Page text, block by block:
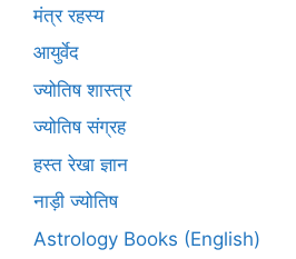
मंत्र रहस्य
आयुर्वेद
ज्योतिष शास्त्र
ज्योतिष संग्रह
हस्त रेखा ज्ञान
नाड़ी ज्योतिष
Astrology Books (English)